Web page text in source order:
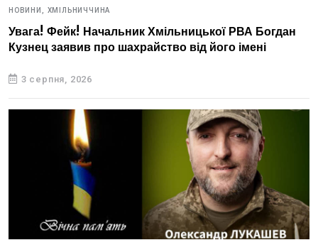
НОВИНИ, ХМІЛЬНИЧЧИНА
Увага! Фейк! Начальник Хмільницької РВА Богдан
Кузнец заявив про шахрайство від його імені
3 серпня, 2026